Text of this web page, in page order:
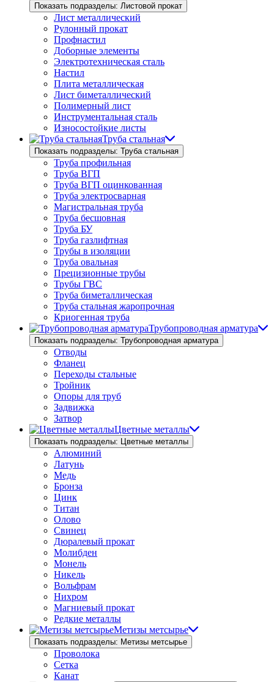
Показать подразделы: Листовой прокат
Лист металлический
Рулонный прокат
Профнастил
Доборные элементы
Электротехническая сталь
Настил
Плита металлическая
Лист биметаллический
Полимерный лист
Инструментальная сталь
Износостойкие листы
Труба стальная
Показать подразделы: Труба стальная
Труба профильная
Труба ВГП
Труба ВГП оцинкованная
Труба электросварная
Магистральная труба
Труба бесшовная
Труба БУ
Труба газлифтная
Трубы в изоляции
Труба овальная
Прецизионные трубы
Трубы ГВС
Труба биметаллическая
Труба стальная жаропрочная
Криогенная труба
Трубопроводная арматура
Показать подразделы: Трубопроводная арматура
Отводы
Фланец
Переходы стальные
Тройник
Опоры для труб
Задвижка
Затвор
Цветные металлы
Показать подразделы: Цветные металлы
Алюминий
Латунь
Медь
Бронза
Цинк
Титан
Олово
Свинец
Дюралевый прокат
Молибден
Монель
Никель
Вольфрам
Нихром
Магниевый прокат
Редкие металлы
Метизы метсырье
Показать подразделы: Метизы метсырье
Проволока
Сетка
Канат